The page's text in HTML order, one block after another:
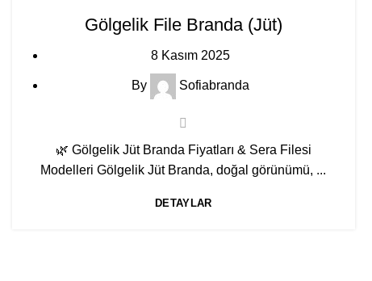
Gölgelik File Branda (Jüt)
8 Kasım 2025
By Sofiabranda
🌿 Gölgelik Jüt Branda Fiyatları & Sera Filesi
Modelleri Gölgelik Jüt Branda, doğal görünümü, ...
DETAYLAR